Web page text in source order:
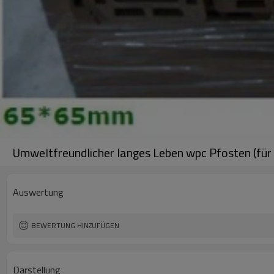
Umweltfreundlicher langes Leben wpc Pfosten (für
Auswertung
BEWERTUNG HINZUFÜGEN
Darstellung